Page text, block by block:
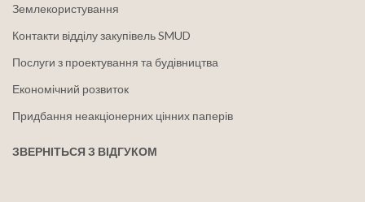
Землекористування
Контакти відділу закупівель SMUD
Послуги з проектування та будівництва
Економічний розвиток
Придбання неакціонерних цінних паперів
ЗВЕРНІТЬСЯ З ВІДГУКОМ